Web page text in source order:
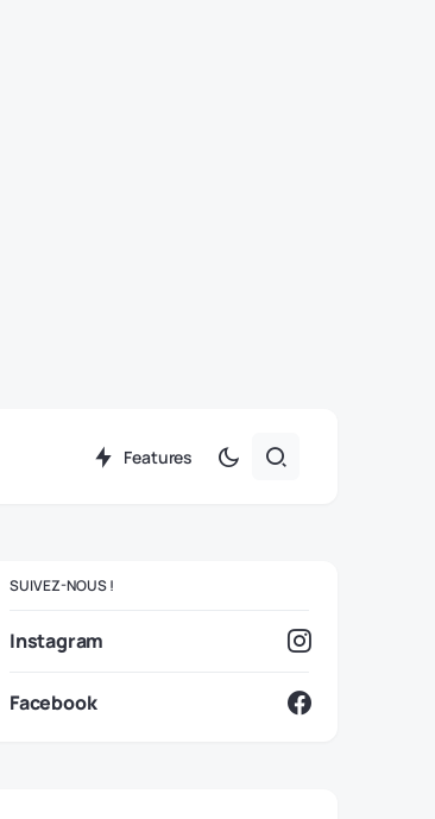
Features
SUIVEZ-NOUS !
Instagram
Facebook